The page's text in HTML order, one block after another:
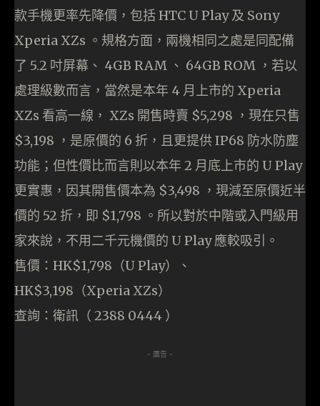
款手機更率先降價，包括 HTC U Play 及 Sony
Xperia XZs 。規格方面，兩機相同之處是同配備
了 5.2 吋屏幕、 4GB RAM 、 64GB ROM ，若以
處理級數而言，當然是本年 4 月上市的 Xperia
XZs 看高一線， XZs 開售時賣 $5,298 ，現在只售
$3,198 ，是原價的 6 折，且更提供 IP68 防水防塵
功能；但性價比而言則以本年 2 月底上市的 U Play
更實惠，因其開售價本為 $3,498 ，現減至原價近半
價的 52 折，即 $1,798 。所以對於中階或入門級用
家來說，不用二千元機價的 U Play 應較吸引。
售價：HK$1,798（U Play）、
HK$3,198（Xperia XZs）
查詢：衛訊（ 2388 0444 ）
- 廣告 -